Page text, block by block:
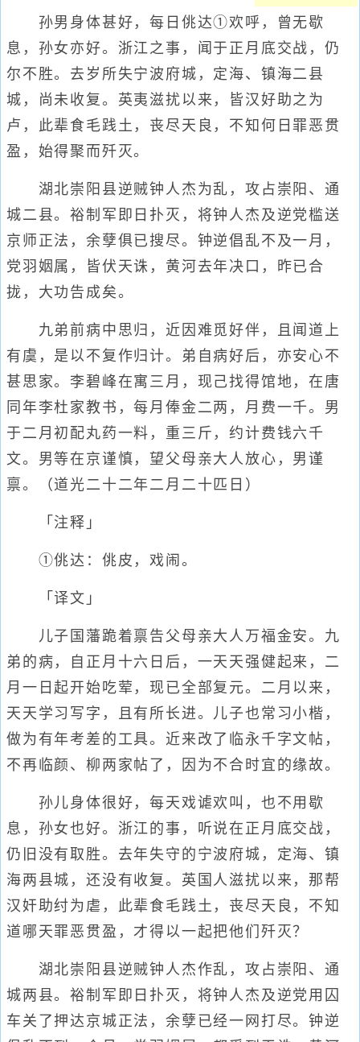
孙男身体甚好，每日佻达①欢呼，曾无歇
息，孙女亦好。浙江之事，闻于正月底交战，仍
尔不胜。去岁所失宁波府城，定海、镇海二县
城，尚未收复。英夷滋扰以来，皆汉好助之为
卢，此辈食毛践土，丧尽天良，不知何日罪恶贯
盈，始得聚而歼灭。
湖北崇阳县逆贼钟人杰为乱，攻占崇阳、通
城二县。裕制军即日扑灭，将钟人杰及逆党槛送
京师正法，余孽俱已搜尽。钟逆倡乱不及一月，
党羽姻属，皆伏天诛，黄河去年决口，昨已合
拢，大功告成矣。
九弟前病中思归，近因难觅好伴，且闻道上
有虞，是以不复作归计。弟自病好后，亦安心不
甚思家。李碧峰在寓三月，现己找得馆地，在唐
同年李杜家教书，每月俸金二两，月费一千。男
于二月初配丸药一料，重三斤，约计费钱六千
文。男等在京谨慎，望父母亲大人放心，男谨
禀。（道光二十二年二月二十匹日）
「注释」
①佻达：佻皮，戏闹。
「译文」
儿子国藩跪着禀告父母亲大人万福金安。九
弟的病，自正月十六日后，一天天强健起来，二
月一日起开始吃荤，现已全部复元。二月以来，
天天学习写字，且有所长进。儿子也常习小楷，
做为有年考差的工具。近来改了临永千字文帖，
不再临颜、柳两家帖了，因为不合时宜的缘故。
孙儿身体很好，每天戏谑欢叫，也不用歇
息，孙女也好。浙江的事，听说在正月底交战，
仍旧没有取胜。去年失守的宁波府城，定海、镇
海两县城，还没有收复。英国人滋扰以来，那帮
汉奸助纣为虐，此辈食毛践土，丧尽天良，不知
道哪天罪恶贯盈，才得以一起把他们歼灭？
湖北崇阳县逆贼钟人杰作乱，攻占崇阳、通
城两县。裕制军即日扑灭，将钟人杰及逆党用囚
车关了押达京城正法，余孽已经一网打尽。钟逆